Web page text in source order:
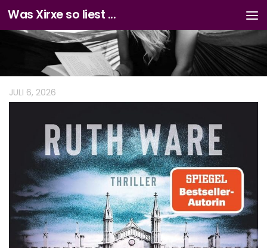
Zum Inhalt springen
Was Xirxe so liest ...
JULI 6, 2026